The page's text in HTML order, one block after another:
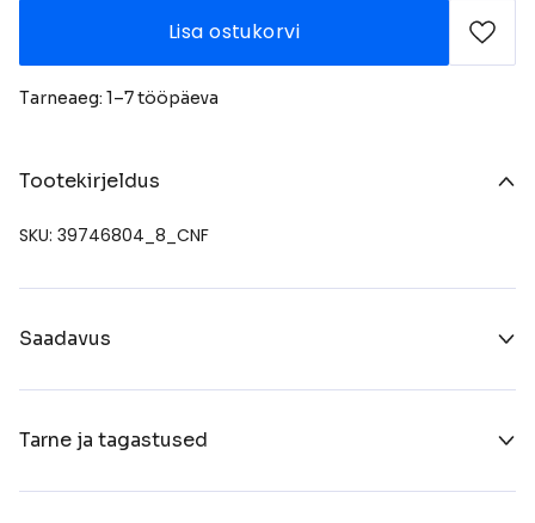
Lisa ostukorvi
Tarneaeg: 1–7 tööpäeva
Tootekirjeldus
SKU: 39746804_8_CNF
Saadavus
Tarne ja tagastused